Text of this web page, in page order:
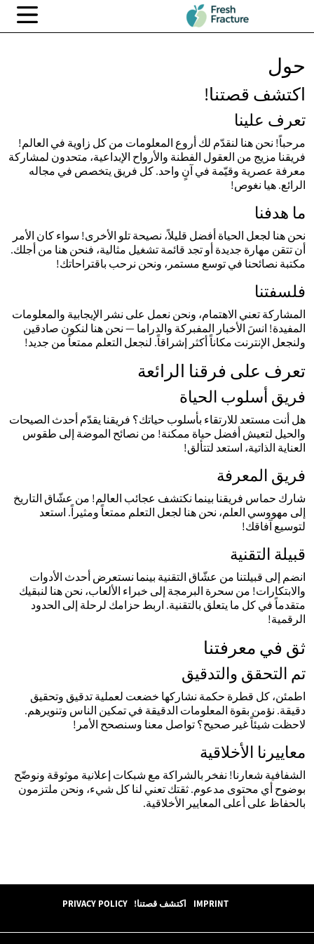
حول
اكتشف قصتنا!
تعرف علينا
مرحباً! نحن هنا لنقدّم لك أروع المعلومات من كل زاوية في العالم!
فريقنا مزيج من العقول الفطنة والأرواح الإبداعية، متحدون لمشاركة
معرفة عصرية وقيّمة في آنٍ واحد. كل فريق يتخصص في مجاله
الرائع. هيا نغوص!
ما هدفنا
نحن هنا لجعل الحياة أفضل قليلاً، نصيحة تلو الأخرى! سواء كان الأمر
أن تتقن مهارة جديدة أو تجد قائمة تشغيل مثالية، فنحن هنا من أجلك.
مكتبة نصائحنا في توسع مستمر، ونحن نرحب باقتراحاتك!
فلسفتنا
المشاركة تعني الاهتمام، ونحن نعمل على نشر الإيجابية والمعلومات
المفيدة! انسَ الأخبار المفبركة والدراما — نحن هنا لنكون صادقين
ولنجعل الإنترنت مكاناً أكثر إشراقاً. لنجعل التعلم ممتعاً من جديد!
تعرف على فرقنا الرائعة
فريق أسلوب الحياة
هل أنت مستعد للارتقاء بأسلوب حياتك؟ فريقنا يقدّم أحدث الصيحات
والحيل لتعيش أفضل حياة ممكنة! من نصائح الموضة إلى طقوس
العناية الذاتية، استعد لتتألق!
فريق المعرفة
شارك حماس فريقنا بينما نكتشف عجائب العالم! من عشّاق التاريخ
إلى مهووسي العلم، نحن هنا لجعل التعلم ممتعاً ومثيراً. استعد
لتوسيع آفاقك!
قبيلة التقنية
انضم إلى قبيلتنا من عشّاق التقنية بينما نستعرض أحدث الأدوات
والابتكارات! من سحرة البرمجة إلى خبراء الألعاب، نحن هنا لنبقيك
متقدماً في كل ما يتعلق بالتقنية. اربط حزامك لرحلة إلى الحدود
الرقمية!
ثق في معرفتنا
تم التحقق والتدقيق
اطمئن، كل قطرة حكمة نشاركها خضعت لعملية تدقيق وتحقيق
دقيقة. نؤمن بقوة المعلومات الدقيقة في تمكين الناس وتنويرهم.
لاحظت شيئاً غير صحيح؟ تواصل معنا وسنصحح الأمر!
معاييرنا الأخلاقية
الشفافية شعارنا! نفخر بالشراكة مع شبكات إعلانية موثوقة ونوضّح
بوضوح أي محتوى مدعوم. ثقتك تعني لنا كل شيء، ونحن ملتزمون
بالحفاظ على أعلى المعايير الأخلاقية.
IMPRINT اكتشف قصتنا! PRIVACY POLICY